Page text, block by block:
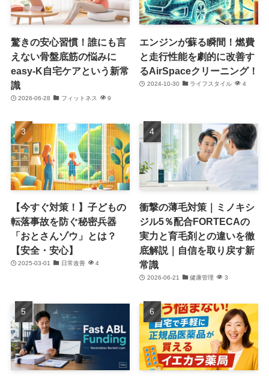
驚きの安心習慣！誰にも言
えない骨盤底筋の悩みに
easy-K自宅ケアという新常
識
2026-06-28 フィットネス 9
エンジンが蘇る瞬間！燃費
と走行性能を劇的に改善す
るAirSpaceクリーニング！
2024-10-30 ライフスタイル 4
【今すぐ対策！】子どもの
転落事故を防ぐ秘密兵器
「おとさんゾウ」とは？
【安全・安心】
2025-03-01 日常改善 4
衝撃の薄毛対策｜ミノキシ
ジル5％配合FORTECAの
実力と育毛剤との違いを徹
底解説｜自信を取り戻す新
常識
2026-06-21 健康管理 3